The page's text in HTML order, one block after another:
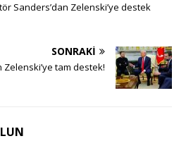
Sanders’dan Zelenski’ye destek
SONRAKI
Zelenski’ye tam destek!